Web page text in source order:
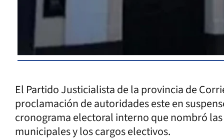
El Partido Justicialista de la provincia de
proclamación de autoridades este en
cronograma electoral interno que nombró
municipales y los cargos electivos.